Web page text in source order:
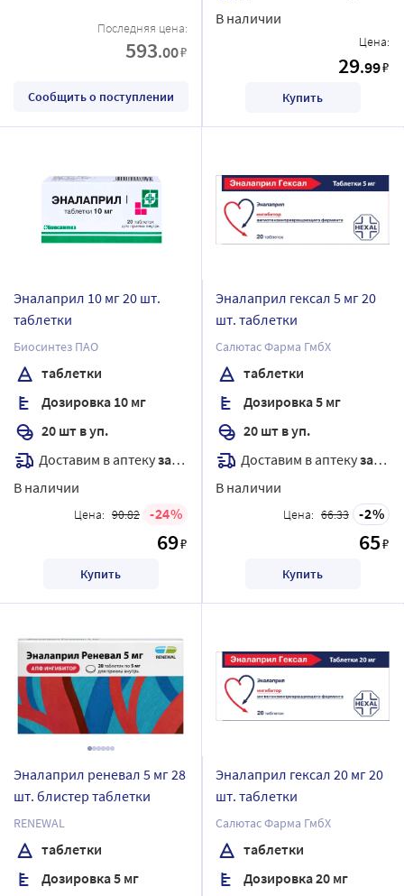
Последняя цена:
593.00₽
Сообщить о поступлении
В наличии
Цена:
29.99₽
Купить
Эналаприл 10 мг 20 шт.
таблетки
Биосинтез ПАО
таблетки
Дозировка 10 мг
20 шт в уп.
Доставим в аптекузавтра
В наличии
Цена: 90.82 24
69₽
Купить
Эналаприл гексал 5 мг 20
шт. таблетки
Салютас Фарма ГмбХ
таблетки
Дозировка 5 мг
20 шт в уп.
Доставим в аптекузавтра
В наличии
Цена: 66.33 2
65₽
Купить
Эналаприл реневал 5 мг 28
шт. блистер таблетки
RENEWAL
таблетки
Дозировка 5 мг
Эналаприл гексал 20 мг 20
шт. таблетки
Салютас Фарма ГмбХ
таблетки
Дозировка 20 мг